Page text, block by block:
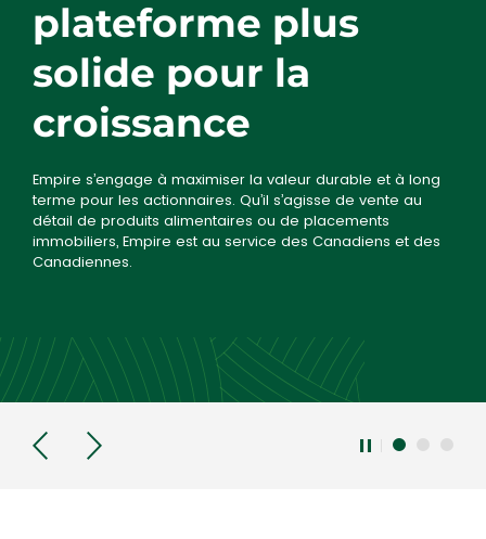
plateforme plus
solide pour la
croissance
Empire s’engage à maximiser la valeur durable et à long
terme pour les actionnaires. Qu’il s’agisse de vente au
détail de produits alimentaires ou de placements
immobiliers, Empire est au service des Canadiens et des
Canadiennes.